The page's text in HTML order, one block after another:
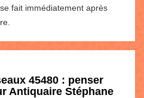
fait immédiatement après
45480 : penser
Antiquaire Stéphane